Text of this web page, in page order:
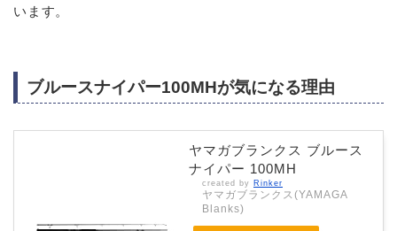
います。
ブルースナイパー100MHが気になる理由
ヤマガブランクス ブルース
ナイパー 100MH
created by Rinker
ヤマガブランクス(YAMAGA
Blanks)